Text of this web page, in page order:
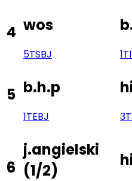
4 wos
5TSBJ 1TI
5 b.h.p
1TEBJ
6
j.angielski
(1/2)